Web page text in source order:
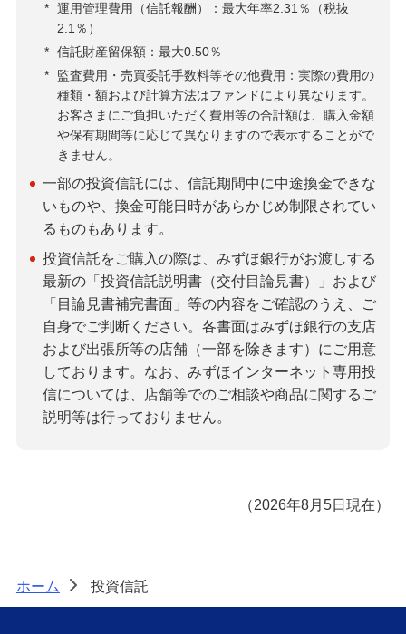
* 運用管理費用（信託報酬）：最大年率2.31％（税抜
2.1％）
* 信託財産留保額：最大0.50％
*
監査費用・売買委託手数料等その他費用：実際の費用の
種類・額および計算方法はファンドにより異なります。
お客さまにご負担いただく費用等の合計額は、購入金額
や保有期間等に応じて異なりますので表示することがで
きません。
一部の投資信託には、信託期間中に中途換金できな
いものや、換金可能日時があらかじめ制限されてい
るものもあります。
投資信託をご購入の際は、みずほ銀行がお渡しする
最新の「投資信託説明書（交付目論見書）」および
「目論見書補完書面」等の内容をご確認のうえ、ご
自身でご判断ください。各書面はみずほ銀行の支店
および出張所等の店舗（一部を除きます）にご用意
しております。なお、みずほインターネット専用投
信については、店舗等でのご相談や商品に関するご
説明等は行っておりません。
（2026年8月5日現在）
ホーム > 投資信託